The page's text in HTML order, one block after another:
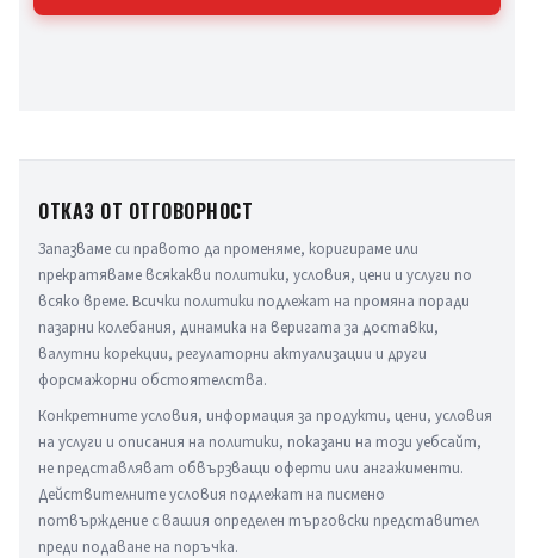
ОТКАЗ ОТ ОТГОВОРНОСТ
Запазваме си правото да променяме, коригираме или
прекратяваме всякакви политики, условия, цени и услуги по
всяко време. Всички политики подлежат на промяна поради
пазарни колебания, динамика на веригата за доставки,
валутни корекции, регулаторни актуализации и други
форсмажорни обстоятелства.
Конкретните условия, информация за продукти, цени, условия
на услуги и описания на политики, показани на този уебсайт,
не представляват обвързващи оферти или ангажименти.
Действителните условия подлежат на писмено
потвърждение с вашия определен търговски представител
преди подаване на поръчка.